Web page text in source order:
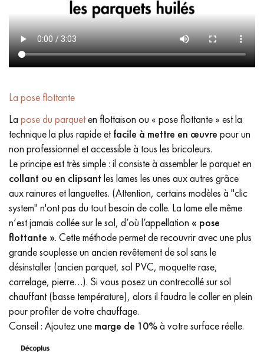
La pose flottante
La pose du parqueten flottaison ou « pose flottante » est la
technique la plus rapide et facile à mettre en œuvre pour un
non professionnel et accessible à tous les bricoleurs.
Le principe est très simple : il consiste à assembler le parquet en
collant ou en clipsant les lames les unes aux autres grâce
aux rainures et languettes. (Attention, certains modèles à "clic
system" n'ont pas du tout besoin de colle. La lame elle même
n’est jamais collée sur le sol, d’où l’appellation « pose
flottante ». Cette méthode permet de recouvrir avec une plus
grande souplesse un ancien revêtement de sol sans le
désinstaller (ancien parquet, sol PVC, moquette rase,
carrelage, pierre…). Si vous posez un contrecollé sur sol
chauffant (basse température), alors il faudra le coller en plein
pour profiter de votre chauffage.
Conseil : Ajoutez une marge de 10%à votre surface réelle.